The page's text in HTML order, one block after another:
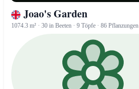
Joao's Garden
1074.3 m² · 30 in Beeten · 9 Töpfe · 86 Pflanzungen